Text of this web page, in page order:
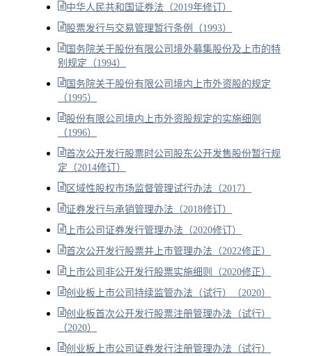
中华人民共和国证券法（2019年修订）
股票发行与交易管理暂行条例（1993）
国务院关于股份有限公司境外募集股份及上市的特
别规定（1994）
国务院关于股份有限公司境内上市外资股的规定
（1995）
股份有限公司境内上市外资股规定的实施细则
（1996）
首次公开发行股票时公司股东公开发售股份暂行规
定（2014修订）
区域性股权市场监督管理试行办法（2017）
证券发行与承销管理办法（2018修订）
上市公司证券发行管理办法（2020修订）
首次公开发行股票并上市管理办法（2022修正）
上市公司非公开发行股票实施细则（2020修正）
创业板上市公司持续监管办法（试行）（2020）
创业板首次公开发行股票注册管理办法（试行）
（2020）
创业板上市公司证券发行注册管理办法（试行）